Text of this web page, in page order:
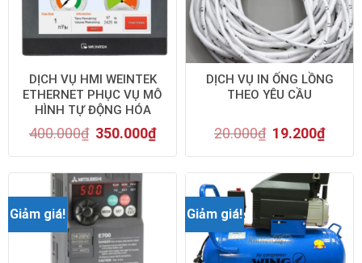
DỊCH VỤ HMI WEINTEK
ETHERNET PHỤC VỤ MÔ
HÌNH TỰ ĐỘNG HÓA
400.000₫ 350.000₫
DỊCH VỤ IN ỐNG LỒNG
THEO YÊU CẦU
20.000₫ 19.200₫
Giảm giá! Giảm giá!